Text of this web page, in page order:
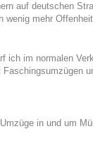
auf deutschen
mehr
ich im normalen
in und um